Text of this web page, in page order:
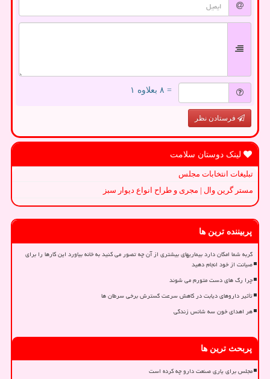
= ۸ بعلاوه ۱
فرستادن نظر
لینک دوستان سلامت
تبلیغات انتخابات مجلس
مستر گرین وال | مجری و طراح انواع دیوار سبز
پربیننده ترین ها
گربه شما امکان دارد بیماریهای بیشتری از آن چه تصور می کنید به خانه بیاورد این کارها را برای
صیانت از خود انجام دهید
چرا رگ های دست متورم می شوند
تأثیر داروهای دیابت در کاهش سرعت گسترش برخی سرطان ها
هر اهدای خون سه شانس زندگی
پربحث ترین ها
مجلس برای یاری صنعت دارو چه کرده است